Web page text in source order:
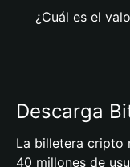
¿Cuál es el
Descarga
La billetera cripto
40 millones de